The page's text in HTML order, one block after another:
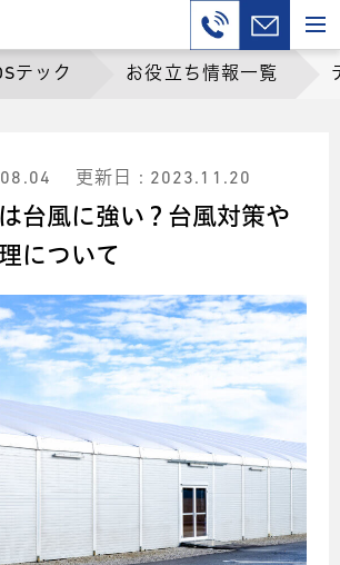
テック お役立ち情報一覧
更新日 : 2023.11.20
台風に強い？台風対策や
について